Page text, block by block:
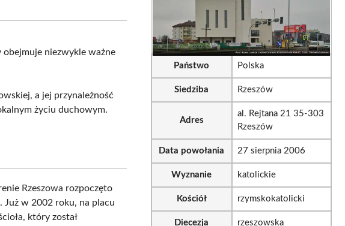
niezwykle ważne
a jej przynależność
życiu duchowym.
Rzeszowa rozpoczęto
Już w 2002 roku, na placu
który został
Państwo Polska
Siedziba Rzeszów
Adres
al. Rejtana 21 35-303
Rzeszów
Data powołania 27 sierpnia 2006
Wyznanie katolickie
Kościół rzymskokatolicki
Diecezja rzeszowska